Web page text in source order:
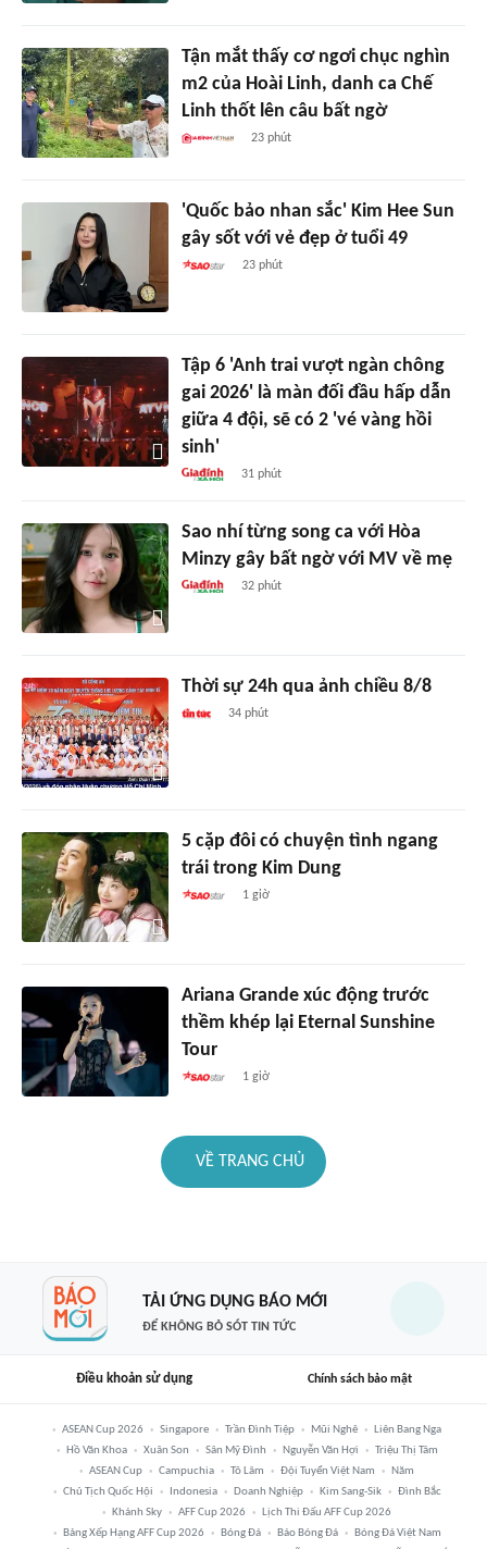
Tận mắt thấy cơ ngơi chục nghìn
m2 của Hoài Linh, danh ca Chế
Linh thốt lên câu bất ngờ
23 phút
'Quốc bảo nhan sắc' Kim Hee Sun
gây sốt với vẻ đẹp ở tuổi 49
23 phút
Tập 6 'Anh trai vượt ngàn chông
gai 2026' là màn đối đầu hấp dẫn
giữa 4 đội, sẽ có 2 'vé vàng hồi
sinh'
31 phút
Sao nhí từng song ca với Hòa
Minzy gây bất ngờ với MV về mẹ
32 phút
Thời sự 24h qua ảnh chiều 8/8
34 phút
5 cặp đôi có chuyện tình ngang
trái trong Kim Dung
1 giờ
Ariana Grande xúc động trước
thềm khép lại Eternal Sunshine
Tour
1 giờ
VỀ TRANG CHỦ
TẢI ỨNG DỤNG BÁO MỚI
ĐỂ KHÔNG BỎ SÓT TIN TỨC
Điều khoản sử dụng Chính sách bảo mật
ASEAN Cup 2026 Singapore Trần Đình Tiệp Mũi Nghê
Liên Bang Nga
Hồ Văn Khoa
Xuân Son Sân Mỹ Đình Nguyễn Văn Hợi
Triệu Thị Tâm
ASEAN Cup
Campuchia Tô Lâm Đội Tuyển Việt Nam
Năm
Chủ Tịch Quốc Hội
Indonesia Doanh Nghiệp Kim Sang-Sik
Đình Bắc
Khánh Sky
AFF Cup 2026
Lịch Thi Đấu AFF Cup 2026
Bảng Xếp Hạng AFF Cup 2026
Bóng Đá Báo Bóng Đá
Bóng Đá Việt Nam